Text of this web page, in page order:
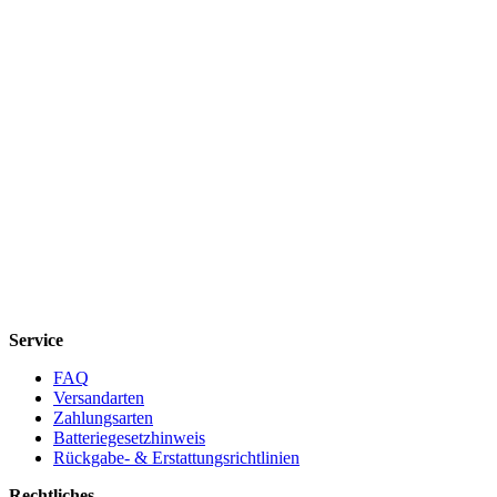
Service
FAQ
Versandarten
Zahlungsarten
Batteriegesetzhinweis
Rückgabe- & Erstattungsrichtlinien